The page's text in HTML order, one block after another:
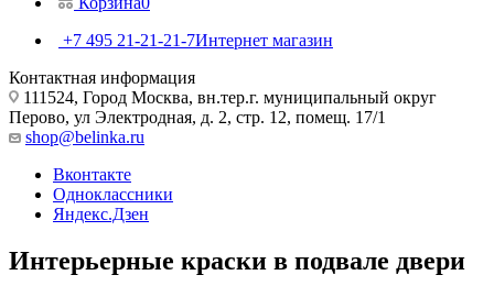
+7 495 21-21-21-7Интернет магазин
Контактная информация
111524, Город Москва, вн.тер.г. муниципальный округ
Перово, ул Электродная, д. 2, стр. 12, помещ. 17/1
shop@belinka.ru
Вконтакте
Одноклассники
Яндекс.Дзен
Интерьерные краски в подвале двери